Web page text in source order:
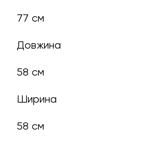
77 см
Довжина
58 см
Ширина
58 см